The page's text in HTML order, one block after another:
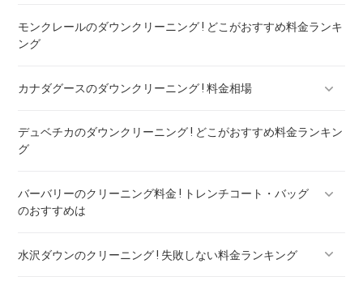
モンクレールのダウンクリーニング ! どこがおすすめ料金ランキ
ング
カナダグースのダウンクリーニング ! 料金相場
カナダグースのダウンのリペア ! 料金ランキング
デュベチカのダウンクリーニング ! どこがおすすめ料金ランキン
グ
バーバリーのクリーニング料金 ! トレンチコート・バッグ
のおすすめは
バーバリー ダウン クリーニング ! 料金ランキング
水沢ダウンのクリーニング ! 失敗しない料金ランキング